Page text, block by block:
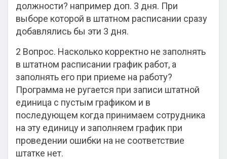
должности? например доп. 3 дня. При
выборе которой в штатном расписании сразу
добавлялись бы эти 3 дня.
2 Вопрос. Насколько корректно не заполнять
в штатном расписании график работ, а
заполнять его при приеме на работу?
Программа не ругается при записи штатной
единица с пустым графиком и в
последующем когда принимаем сотрудника
на эту единицу и заполняем график при
проведении ошибки на не соответствие
штатке нет.